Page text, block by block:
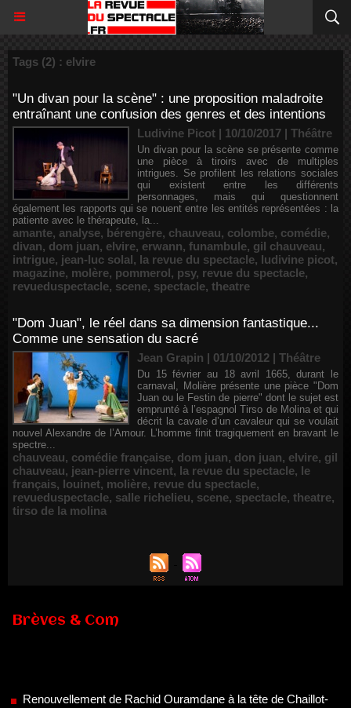
Tags (2) : elvire
"Un divan pour la scène" : une proposition maladroite
entraînant une confusion des genres et des intentions
Ludivine Picot | 10/10/2017 | Théâtre
Un divan pour la scène se présente comme
une pièce à tiroirs avec de multiples
intrigues. Se profilent les relations sociales
qui existent entre les différents
personnages, mais qui questionnent
également les rapports qui se nouent entre les entités représentées : la
patiente avec le thérapeute, la...
amante, analyse, bérengère, chauveau, colombe, comédie,
divan, dom juan, elvire, erwann, funambule, gil chauveau,
intrigue, jean-luc solal, la revue du spectacle, ludivine picot,
magazine, molère, pommerol, psy, revue du spectacle,
revueduspectacle, scene, spectacle, theatre
"Dom Juan", le réel dans sa dimension fantastique...
Comme une sensation du sacré
Jean Grapin | 01/10/2012 | Théâtre
Du 15 février au 18 avril 1665, durant le
carnaval, Molière présente une pièce "Dom
Juan ou le Festin de pierre" dont le sujet est
emprunté à l’espagnol Tirso de Molina et qui
décrit la cavale d’un cavaleur qui se voulait
nouvel Alexandre de l’Amour. L’homme finit tragiquement en bravant le
spectre...
chauveau, comédie française, dom juan, don juan, elvire, gil
chauveau, jean-pierre vincent, la revue du spectacle, le
français, louinet, molière, revue du spectacle,
revueduspectacle, salle richelieu, scene, spectacle, theatre,
tirso de la molina
Brèves & Com
05/08/2026